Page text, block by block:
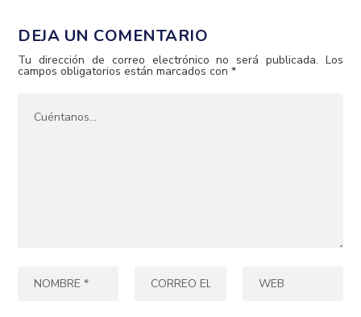
DEJA UN COMENTARIO
Tu dirección de correo electrónico no será publicada. Los
campos obligatorios están marcados con*